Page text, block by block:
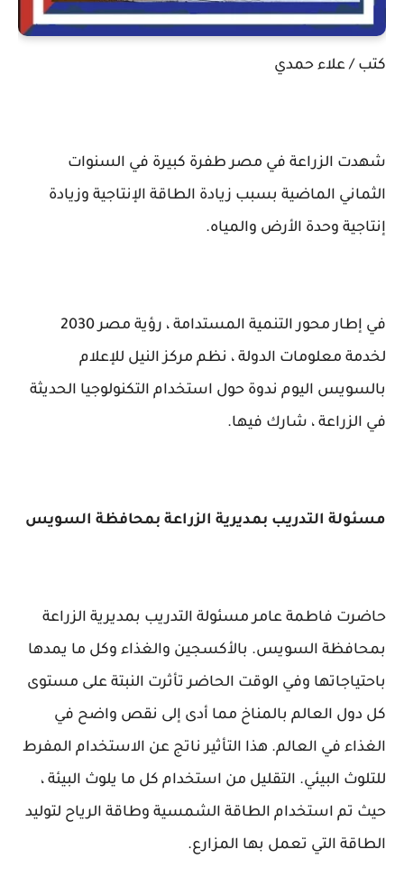
كتب / علاء حمدي
شهدت الزراعة في مصر طفرة كبيرة في السنوات
الثماني الماضية بسبب زيادة الطاقة الإنتاجية وزيادة
إنتاجية وحدة الأرض والمياه.
في إطار محور التنمية المستدامة ، رؤية مصر 2030
لخدمة معلومات الدولة ، نظم مركز النيل للإعلام
بالسويس اليوم ندوة حول استخدام التكنولوجيا الحديثة
في الزراعة ، شارك فيها.
مسئولة التدريب بمديرية الزراعة بمحافظة السويس
حاضرت فاطمة عامر مسئولة التدريب بمديرية الزراعة
بمحافظة السويس. بالأكسجين والغذاء وكل ما يمدها
باحتياجاتها وفي الوقت الحاضر تأثرت النبتة على مستوى
كل دول العالم بالمناخ مما أدى إلى نقص واضح في
الغذاء في العالم. هذا التأثير ناتج عن الاستخدام المفرط
للتلوث البيئي. التقليل من استخدام كل ما يلوث البيئة ،
حيث تم استخدام الطاقة الشمسية وطاقة الرياح لتوليد
الطاقة التي تعمل بها المزارع.